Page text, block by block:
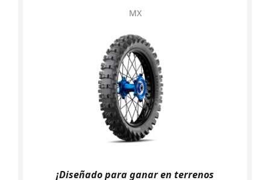
MX
¡Diseñado para ganar en terrenos